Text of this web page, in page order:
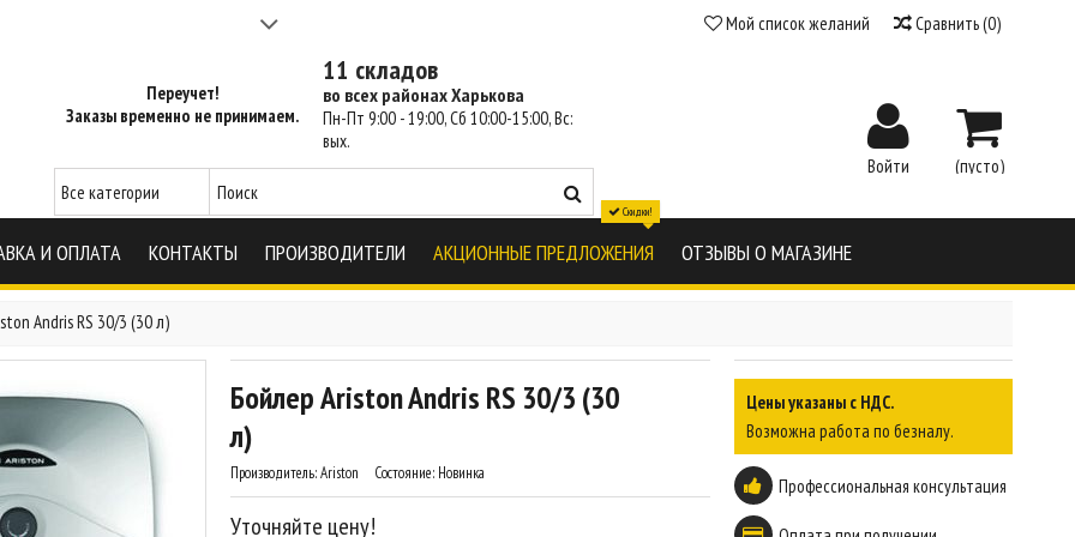
3 часа - SM Харьков Сравнить(0)
Мой список желаний
Переучет!
Заказы временно не принимаем.
11 складов
во всех районах Харькова
Пн-Пт 9:00 - 19:00, Сб 10:00-15:00, Вс:
вых.
(пусто)
Войти
И ОПЛАТА КОНТАКТЫ ПРОИЗВОДИТЕЛИ АКЦИОННЫЕ ПРЕДЛОЖЕНИЯ
Скидки!
ОТЗЫВЫ О МАГАЗИНЕ
Andris RS 30/3 (30 л)
Бойлер Ariston Andris RS 30/3 (30
л)
Производитель:Ariston Состояние: Новинка
Уточняйте цену!
Цены указаны с НДС.
Возможна работа по безналу.
Профессиональная консультация